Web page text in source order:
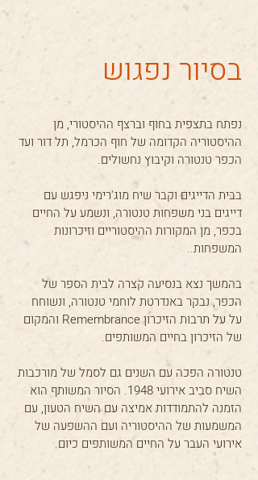
בסיור נפגוש
נפתח בתצפית בחוף וברצף ההיסטורי, מן
ההיסטוריה הקדומה של חוף הכרמל, תל דור ועד
הכפר טנטורה וקיבוץ נחשולים.
בבית הדייגים וקבר שיח מוג'רימי ניפגש עם
דייגים בני משפחות טנטורה, ונשמע על החיים
בכפר, מן המקורות ההיסטוריים וזיכרונות
המשפחות..
בהמשך נצא בנסיעה קצרה לבית הספר של
הכפר, נבקר באנדרטת לוחמי טנטורה, ונשוחח
על על תרבות הזיכרון Remembrance והמקום
של הזיכרון בחיים המשותפים.
טנטורה הפכה עם השנים גם לסמל של מורכבות
השיח סביב אירועי 1948. הסיור המשותף הוא
הזמנה להתמודדות אמיצה עם השיח הטעון, עם
המשמעות של ההיסטוריה ועם ההשפעה של
אירועי העבר על החיים המשותפים כיום.